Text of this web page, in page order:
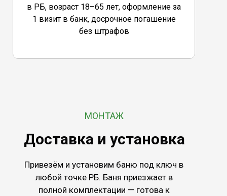
в РБ, возраст 18–65 лет, оформление за
1 визит в банк, досрочное погашение
без штрафов
МОНТАЖ
Доставка и установка
Привезём и установим баню под ключ в
любой точке РБ. Баня приезжает в
полной комплектации — готова к